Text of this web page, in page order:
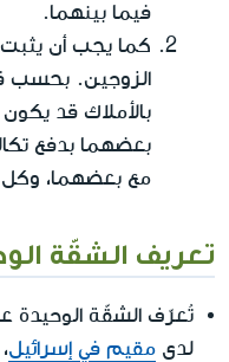
فيما بينهما.
كما يجب أن يثبت
الزوجين. بحسب
بالأملاك قد
بعضهما بدفع
مع بعضهما،
تعريف الشقّة
تُعرّف الشقّة الوحيدة
لدى مقيم في إسرائيل